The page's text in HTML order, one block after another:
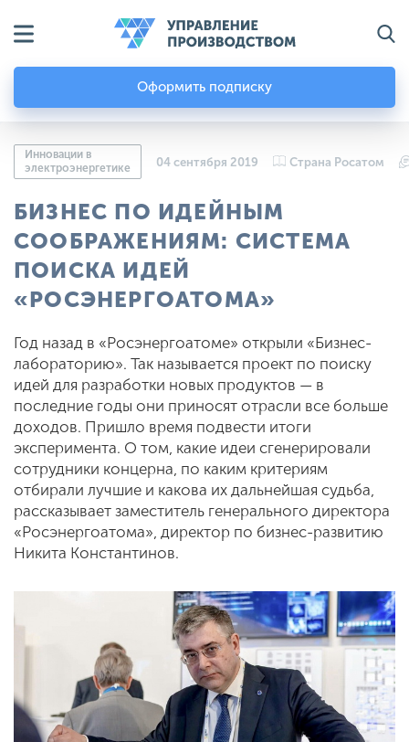
Оформить подписку
Инновации в
электроэнергетике
04 сентября 2019 Страна Росатом
БИЗНЕС ПО ИДЕЙНЫМ
СООБРАЖЕНИЯМ: СИСТЕМА
ПОИСКА ИДЕЙ
«РОСЭНЕРГОАТОМА»
Год назад в «Росэнергоатоме» открыли «Бизнес-
лабораторию». Так называется проект по поиску
идей для разработки новых продуктов — в
последние годы они приносят отрасли все больше
доходов. Пришло время подвести итоги
эксперимента. О том, какие идеи сгенерировали
сотрудники концерна, по каким критериям
отбирали лучшие и какова их дальнейшая судьба,
рассказывает заместитель генерального директора
«Росэнергоатома», директор по бизнес-развитию
Никита Константинов.